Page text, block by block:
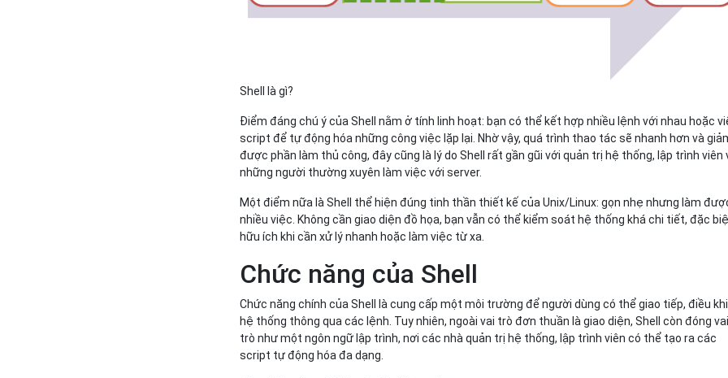
Shell là gì?
Điểm đáng chú ý của Shell nằm ở tính linh hoạt: bạn có thể kết hợp nhiều lệnh với nhau hoặc
script để tự động hóa những công việc lặp lại. Nhờ vậy, quá trình thao tác sẽ nhanh hơn và
được phần làm thủ công, đây cũng là lý do Shell rất gần gũi với quản trị hệ thống, lập trình viên
những người thường xuyên làm việc với server.
Một điểm nữa là Shell thể hiện đúng tinh thần thiết kế của Unix/Linux: gọn nhẹ nhưng làm
nhiều việc. Không cần giao diện đồ họa, bạn vẫn có thể kiểm soát hệ thống khá chi tiết, đặc
hữu ích khi cần xử lý nhanh hoặc làm việc từ xa.
Chức năng của Shell
Chức năng chính của Shell là cung cấp một môi trường để người dùng có thể giao tiếp, điều
hệ thống thông qua các lệnh. Tuy nhiên, ngoài vai trò đơn thuần là giao diện, Shell còn đóng
trò như một ngôn ngữ lập trình, nơi các nhà quản trị hệ thống, lập trình viên có thể tạo ra các
script tự động hóa đa dạng.